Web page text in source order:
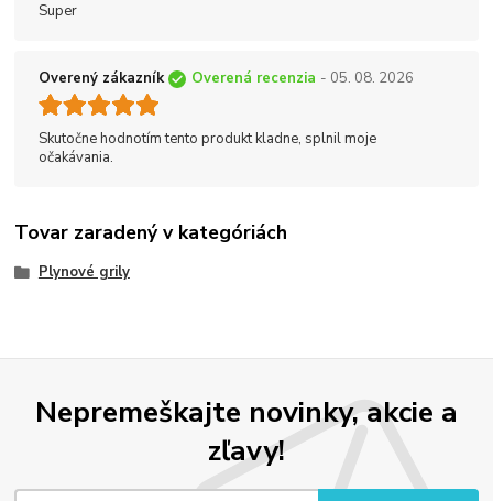
Super
Overený zákazník Overená recenzia - 05. 08. 2026
Skutočne hodnotím tento produkt kladne, splnil moje
očakávania.
Tovar zaradený v kategóriách
Plynové grily
Nepremeškajte novinky, akcie a
zľavy!